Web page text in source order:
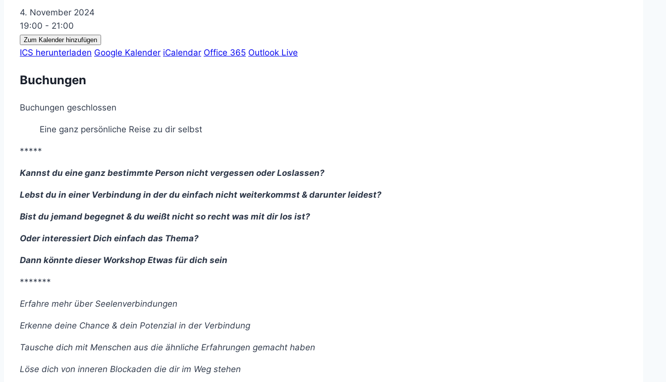
4. November 2024
19:00 - 21:00
Zum Kalender hinzufügen
ICS herunterladen Google Kalender iCalendar Office 365 Outlook Live
Buchungen
Buchungen geschlossen
Eine ganz persönliche Reise zu dir selbst
*****
Kannst du eine ganz bestimmte Person nicht vergessen oder Loslassen?
Lebst du in einer Verbindung in der du einfach nicht weiterkommst & darunter leidest?
Bist du jemand begegnet & du weißt nicht so recht was mit dir los ist?
Oder interessiert Dich einfach das Thema?
Dann könnte dieser Workshop Etwas für dich sein
*******
Erfahre mehr über Seelenverbindungen
Erkenne deine Chance & dein Potenzial in der Verbindung
Tausche dich mit Menschen aus die ähnliche Erfahrungen gemacht haben
Löse dich von inneren Blockaden die dir im Weg stehen